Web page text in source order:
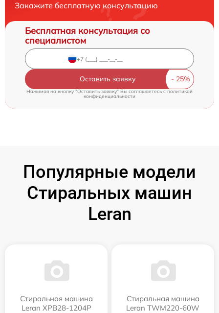
Закажите бесплатную консультацию
Бесплатная консультация со
специалистом
Оставить заявку
Нажимая на кнопку "Оставить заявку" Вы соглашаетесь cполитикой
конфиденциальности
Популярные модели
Стиральных машин
Leran
Стиральная машина
Leran XPB28-1204P
Стиральная машина
Leran TWM220-60W